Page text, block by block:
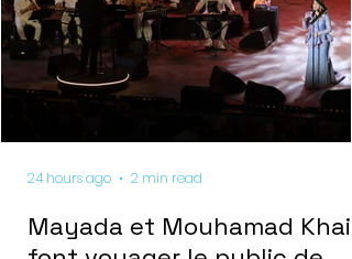
Mayada et Mouhamad
24 hours ago 2 min read